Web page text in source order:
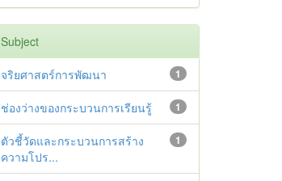
Subject
1
จริยศาสตร์การพัฒนา
1
ช่องว่างของกระบวนการเรียนรู้
1
ตัวชี้วัดและกระบวนการสร้าง
ความโปร...